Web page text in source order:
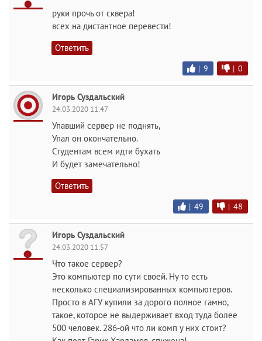
руки прочь от сквера!
всех на дистантное перевести!
Ответить
| 9 | 0
Игорь Суздальский
24.03.2020 11:47
Упавший сервер не поднять,
Упал он окончательно.
Студентам всем идти бухать
И будет замечательно!
Ответить
| 49 | 48
Игорь Суздальский
24.03.2020 11:57
Что такое сервер?
Это компьютер по сути своей. Ну то есть
несколько специализированных компьютеров.
Просто в АГУ купили за дорого полное гамно,
такое, которое не выдерживает вход туда более
500 человек. 286-ой что ли комп у них стоит?